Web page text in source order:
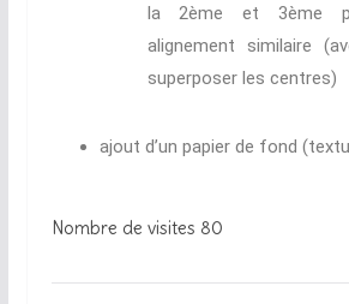
la 2ème et 3ème
alignement similaire
superposer les centres)
ajout d’un papier de fond
Nombre de visites 80